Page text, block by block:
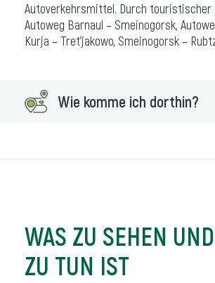
Autoverkehrsmittel. Durch touristischer
Autoweg Barnaul – Smeinogorsk,
Kurja – Tret’jakowo, Smeinogorsk –
Wie komme ich dorthin?
WAS ZU SEHEN
ZU TUN IST